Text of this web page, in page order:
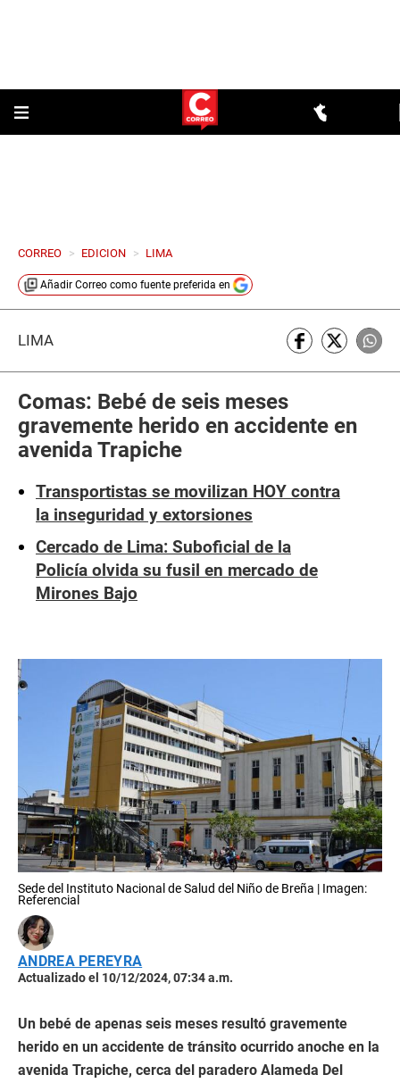
CORREO > EDICION > LIMA
Añadir Correo como fuente preferida en
LIMA
Comas: Bebé de seis meses
gravemente herido en accidente en
avenida Trapiche
Transportistas se movilizan HOY contra
la inseguridad y extorsiones
Cercado de Lima: Suboficial de la
Policía olvida su fusil en mercado de
Mirones Bajo
Sede del Instituto Nacional de Salud del Niño de Breña | Imagen:
Referencial
ANDREA PEREYRA
Actualizado el 10/12/2024, 07:34 a.m.
Un bebé de apenas seis meses resultó gravemente
herido en un accidente de tránsito ocurrido anoche en la
avenida Trapiche, cerca del paradero Alameda Del